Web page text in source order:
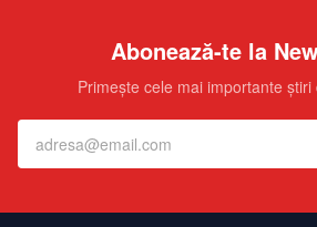
Abonează-te la
Primește cele mai importante